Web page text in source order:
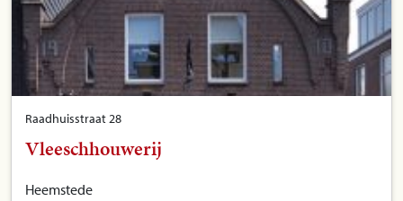
Raadhuisstraat 28
Vleeschhouwerij
Heemstede